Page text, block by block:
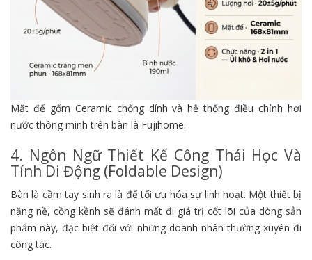
Mặt đế gốm Ceramic chống dính và hệ thống điều chỉnh hơi
nước thông minh trên bàn là Fujihome.
4. Ngôn Ngữ Thiết Kế Công Thái Học Và
Tính Di Động (Foldable Design)
Bàn là cầm tay sinh ra là để tối ưu hóa sự linh hoạt. Một thiết bị
nặng nề, cồng kềnh sẽ đánh mất đi giá trị cốt lõi của dòng sản
phẩm này, đặc biệt đối với những doanh nhân thường xuyên đi
công tác.